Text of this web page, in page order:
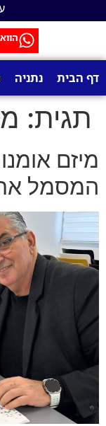
דף הבית נתניה
תגית:
מיזם
המסמל